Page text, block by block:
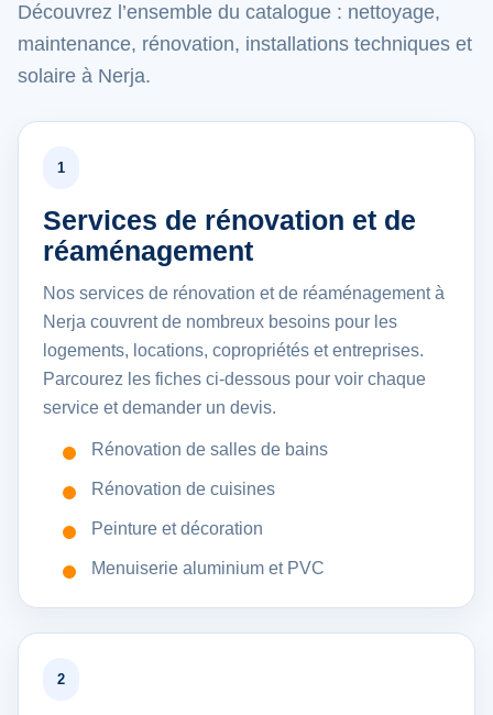
Découvrez l’ensemble du catalogue : nettoyage,
maintenance, rénovation, installations techniques et
solaire à Nerja.
1
Services de rénovation et de
réaménagement
Nos services de rénovation et de réaménagement à
Nerja couvrent de nombreux besoins pour les
logements, locations, copropriétés et entreprises.
Parcourez les fiches ci-dessous pour voir chaque
service et demander un devis.
Rénovation de salles de bains
Rénovation de cuisines
Peinture et décoration
Menuiserie aluminium et PVC
2